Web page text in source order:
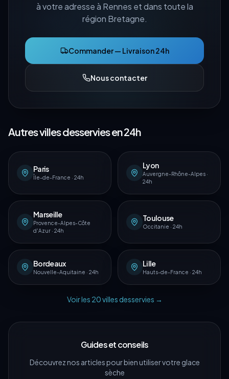
à votre adresse à Rennes et dans toute la
région Bretagne.
Commander — Livraison 24h
Nous contacter
Autres villes desservies en 24h
Paris
Île-de-France · 24h
Lyon
Auvergne-Rhône-Alpes ·
24h
Marseille
Provence-Alpes-Côte
d'Azur · 24h
Toulouse
Occitanie · 24h
Bordeaux
Nouvelle-Aquitaine · 24h
Lille
Hauts-de-France · 24h
Voir les 20villes desservies →
Guides et conseils
Découvrez nos articles pour bien utiliser votre glace
sèche